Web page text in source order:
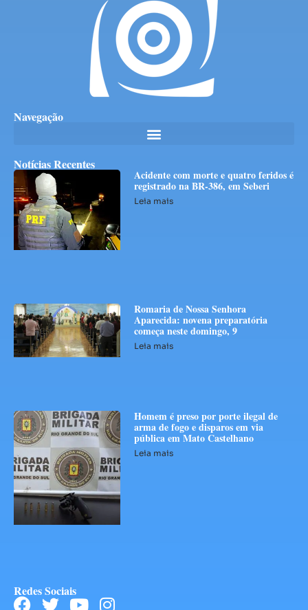
Navegação
Notícias Recentes
Acidente com morte e quatro feridos é
registrado na BR-386, em Seberi
Leia mais
Romaria de Nossa Senhora
Aparecida: novena preparatória
começa neste domingo, 9
Leia mais
Homem é preso por porte ilegal de
arma de fogo e disparos em via
pública em Mato Castelhano
Leia mais
Redes Sociais